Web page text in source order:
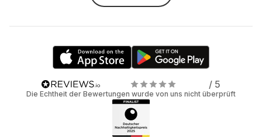
/ 5
Die Echtheit der Bewertungen wurde von uns nicht überprüft